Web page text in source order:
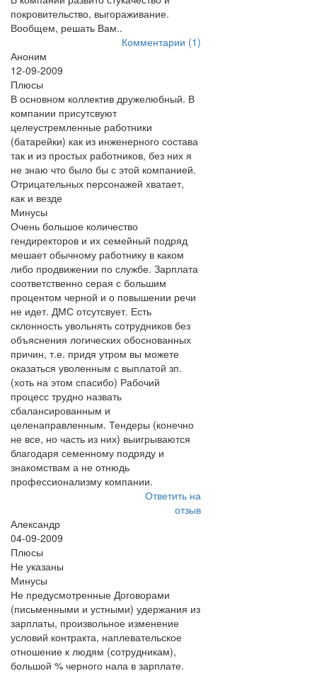
покровительство, выгораживание.
Вообщем, решать Вам..
Комментарии (1)
Аноним
12-09-2009
Плюсы
В основном коллектив дружелюбный. В
компании присутсвуют
целеустремленные работники
(батарейки) как из инженерного состава
так и из простых работников, без них я
не знаю что было бы с этой компанией.
Отрицательных персонажей хватает,
как и везде
Минусы
Очень большое количество
гендиректоров и их семейный подряд
мешает обычному работнику в каком
либо продвижении по службе. Зарплата
соответственно серая с большим
процентом черной и о повышении речи
не идет. ДМС отсутсвует. Есть
склонность увольнять сотрудников без
объяснения логических обоснованных
причин, т.е. придя утром вы можете
оказаться уволенным с выплатой зп.
(хоть на этом спасибо) Рабочий
процесс трудно назвать
сбалансированным и
целенаправленным. Тендеры (конечно
не все, но часть из них) выигрываются
благодаря семенному подряду и
знакомствам а не отнюдь
профессионализму компании.
Ответить на
отзыв
Александр
04-09-2009
Плюсы
Не указаны
Минусы
Не предусмотренные Договорами
(письменными и устными) удержания из
зарплаты, произвольное изменение
условий контракта, наплевательское
отношение к людям (сотрудникам),
большой % черного нала в зарплате.